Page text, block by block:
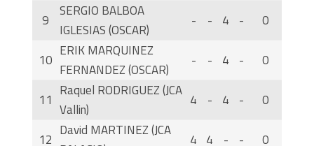
9
SERGIO BALBOA
IGLESIAS (OSCAR)
- - 4 - 0
10
ERIK MARQUINEZ
FERNANDEZ (OSCAR)
- - 4 - 0
11
Raquel RODRIGUEZ (JCA
Vallin)
4 - 4 - 0
12
David MARTINEZ (JCA
4 4 - -
0